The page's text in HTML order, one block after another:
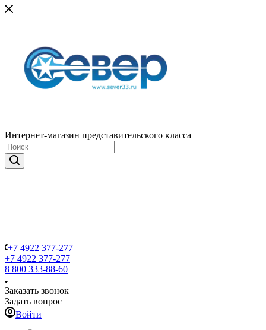
Интернет-магазин представительского класса
+7 4922 377-277
+7 4922 377-277
8 800 333-88-60
Заказать звонок
Задать вопрос
Войти